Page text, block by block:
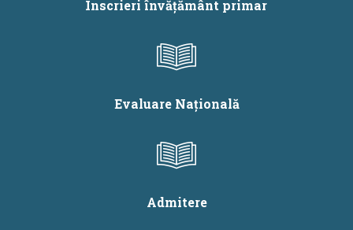
Înscrieri învățământ primar
Evaluare Națională
Admitere